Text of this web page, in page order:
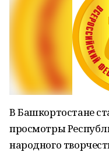
В Башкортостане
просмотры
народного